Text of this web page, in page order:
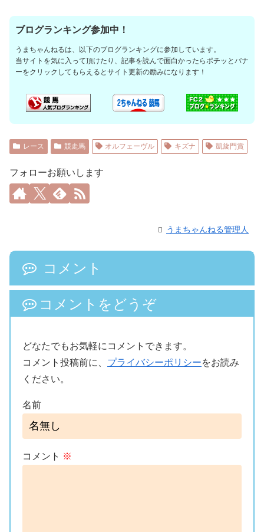
ブログランキング参加中！
うまちゃんねるは、以下のブログランキングに参加しています。
当サイトを気に入って頂けたり、記事を読んで面白かったらポチッとバナ
ーをクリックしてもらえるとサイト更新の励みになります！
レース 競走馬 オルフェーヴル キズナ 凱旋門賞
フォローお願いします
うまちゃんねる管理人
コメント
コメントをどうぞ
どなたでもお気軽にコメントできます。
コメント投稿前に、 プライバシーポリシーをお読み
ください。
名前
コメント ※